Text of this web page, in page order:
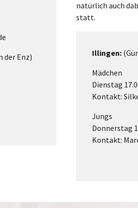
der Enz)
natürlich auch
statt.
Illingen:
Mädchen
Dienstag
Kontakt:
Jungs
Donnerstag
Kontakt: